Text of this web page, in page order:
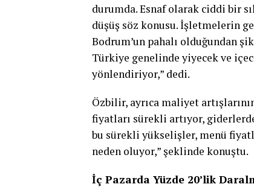
durumda. Esnaf olarak ciddi bir
düşüş söz konusu. İşletmelerin
Bodrum’un pahalı olduğundan
Türkiye genelinde yiyecek ve
yönlendiriyor,” dedi.
Özbilir, ayrıca maliyet
fiyatları sürekli artıyor,
bu sürekli yükselişler, menü
neden oluyor,” şeklinde konuştu.
İç Pazarda Yüzde 20’lik